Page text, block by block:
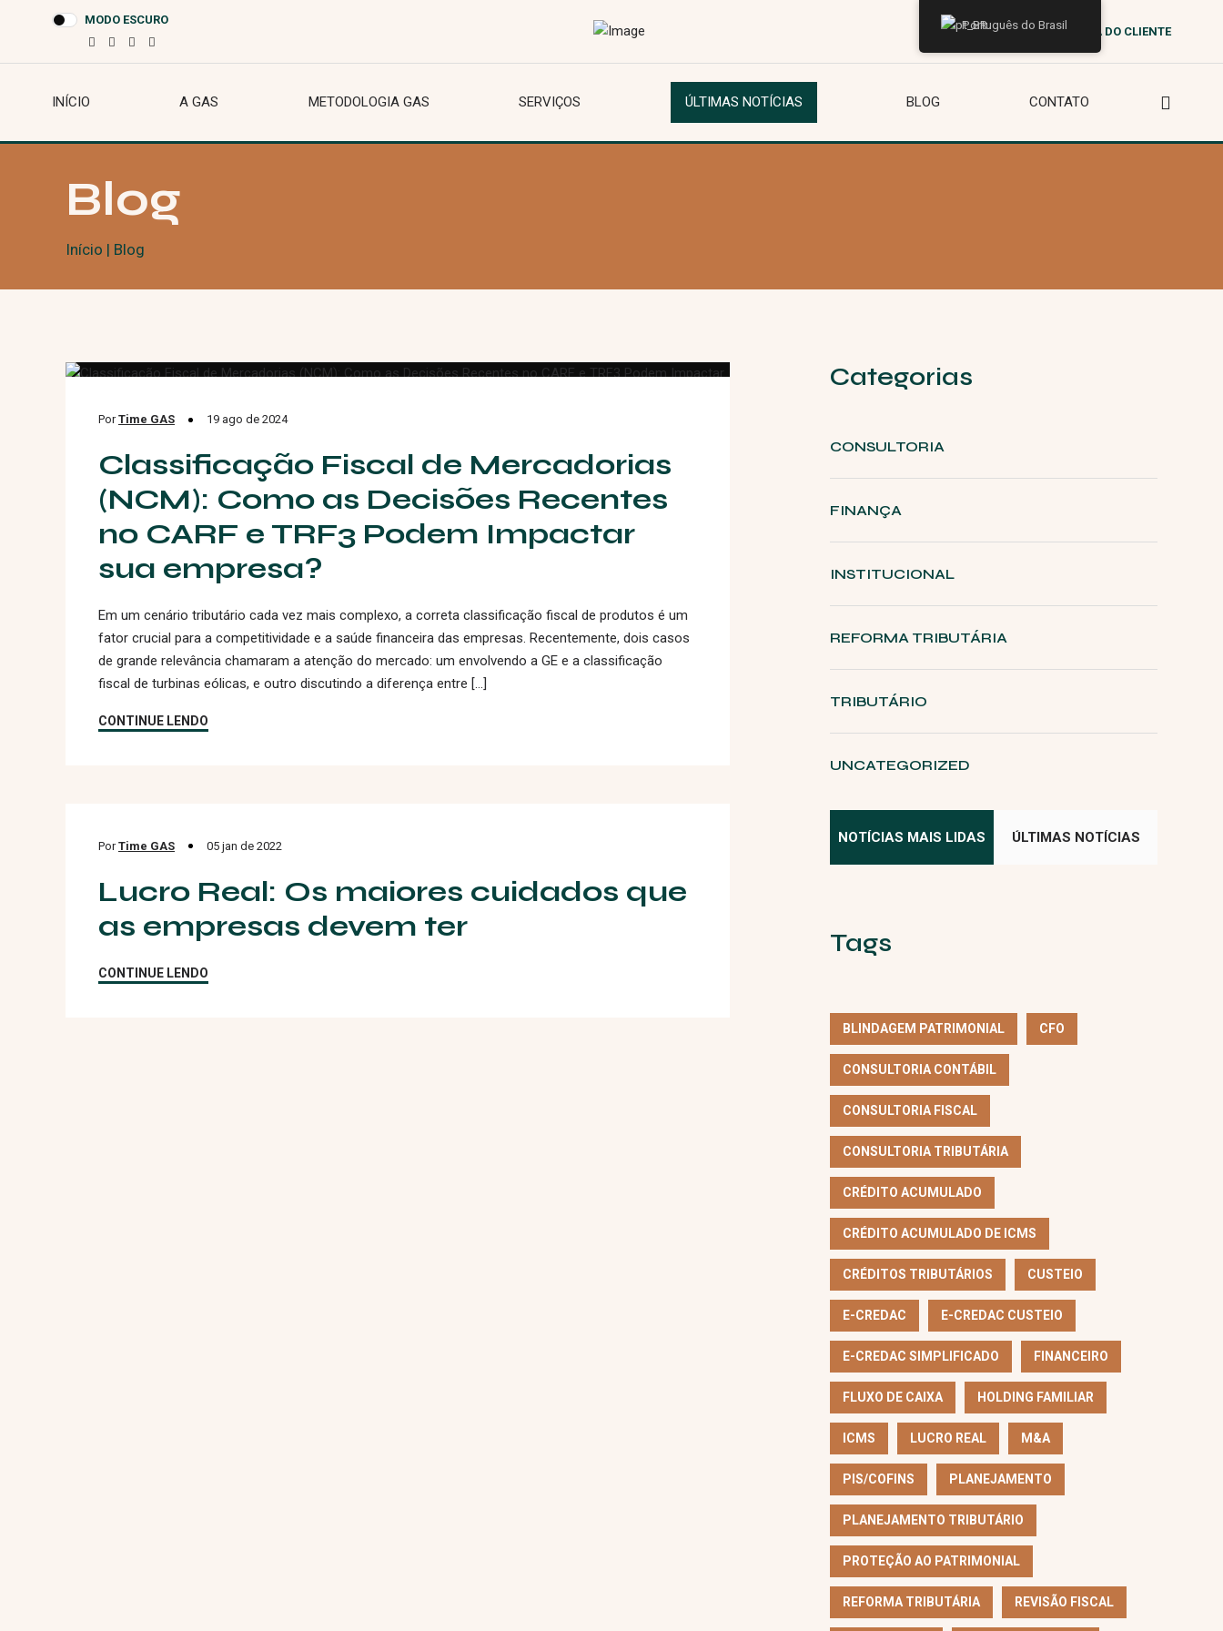
MODO ESCURO
ÁREA DO CLIENTE
INÍCIO A GAS METODOLOGIA GAS SERVIÇOS ÚLTIMAS NOTÍCIAS BLOG CONTATO
Blog
Início | Blog
PorTime GAS 19 ago de 2024
Classificação Fiscal de Mercadorias
(NCM): Como as Decisões Recentes
no CARF e TRF3 Podem Impactar
sua empresa?
Em um cenário tributário cada vez mais complexo, a correta classificação fiscal de produtos é um
fator crucial para a competitividade e a saúde financeira das empresas. Recentemente, dois casos
de grande relevância chamaram a atenção do mercado: um envolvendo a GE e a classificação
fiscal de turbinas eólicas, e outro discutindo a diferença entre […]
CONTINUE LENDO
CONSULTORIA
PorTime GAS 05 jan de 2022
Lucro Real: Os maiores cuidados que
as empresas devem ter
CONTINUE LENDO
Categorias
CONSULTORIA
FINANÇA
INSTITUCIONAL
REFORMA TRIBUTÁRIA
TRIBUTÁRIO
UNCATEGORIZED
NOTÍCIAS MAIS LIDAS ÚLTIMAS NOTÍCIAS
Tags
BLINDAGEM PATRIMONIAL CFO
CONSULTORIA CONTÁBIL
CONSULTORIA FISCAL
CONSULTORIA TRIBUTÁRIA
CRÉDITO ACUMULADO
CRÉDITO ACUMULADO DE ICMS
CRÉDITOS TRIBUTÁRIOS CUSTEIO
E-CREDAC E-CREDAC CUSTEIO
E-CREDAC SIMPLIFICADO FINANCEIRO
FLUXO DE CAIXA HOLDING FAMILIAR
ICMS LUCRO REAL M&A
PIS/COFINS PLANEJAMENTO
PLANEJAMENTO TRIBUTÁRIO
PROTEÇÃO AO PATRIMONIAL
REFORMA TRIBUTÁRIA REVISÃO FISCAL
Português do Brasil